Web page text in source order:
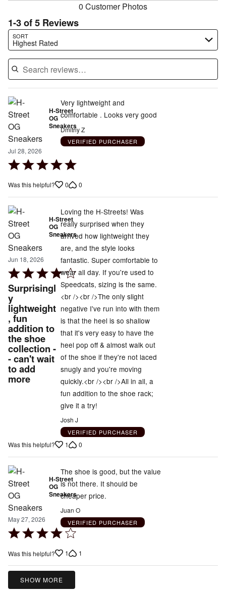
0 Customer Photos
1-3 of 5 Reviews
SORT
Highest Rated
Search reviews…
H-Street
OG
Sneakers
Jul 28, 2026
Rated
out
of
5
Very lightweight and
comfortable . Looks very good
Dmitriy Z
VERIFIED PURCHASER
Was this helpful? 0 0
H-Street
OG
Sneakers
Jun 18, 2026
Rated
4
out
of
5
Surprisingl
y
lightweight
, fun
addition to
the shoe
collection -
- can't wait
to add
more
Loving the H-Streets! Was
really surprised when they
arrived how lightweight they
are, and the style looks
fantastic. Super comfortable to
wear all day. If you're used to
Speedcats, sizing is the same.
<br /><br />The only slight
negative I've run into with them
is that the heel is so shallow
that it's very easy to have the
heel pop off & almost walk out
of the shoe if they're not laced
snugly and you're moving
quickly.<br /><br />All in all, a
fun addition to the shoe rack;
give it a try!
Josh J
VERIFIED PURCHASER
Was this helpful? 1 0
H-Street
OG
Sneakers
May 27, 2026
Rated
out
of
The shoe is good, but the value
is not there. It should be
cheaper price.
Juan O
VERIFIED PURCHASER
Was this helpful? 1 1
SHOW MORE